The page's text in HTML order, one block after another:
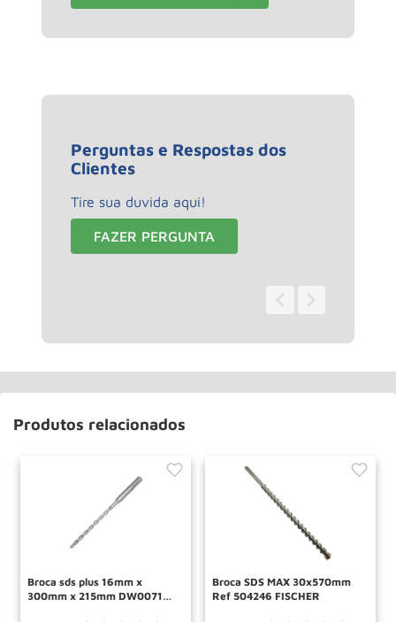
Perguntas e Respostas dos
Clientes
Tire sua duvida aqui!
FAZER PERGUNTA
Produtos relacionados
Broca sds plus 16mm x
300mm x 215mm DW00719
Broca SDS MAX 30x570mm
Ref 504246 FISCHER